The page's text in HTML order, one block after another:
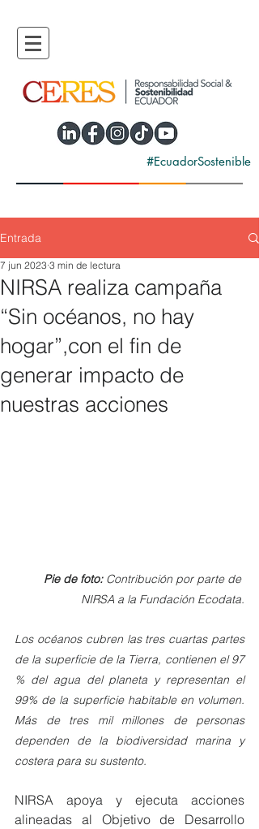
#EcuadorSostenible
Entrada
NIRSA realiza campaña
“Sin océanos, no hay
hogar”,con el fin de
generar impacto de
nuestras acciones
7 jun 2023 3 min de lectura
Pie de foto: Contribución por parte de
NIRSA a la Fundación Ecodata.
Los océanos cubren las tres cuartas partes
de la superficie de la Tierra, contienen el 97
% del agua del planeta y representan el
99% de la superficie habitable en volumen.
Más de tres mil millones de personas
dependen de la biodiversidad marina y
costera para su sustento.
NIRSA apoya y ejecuta acciones
alineadas al Objetivo de Desarrollo